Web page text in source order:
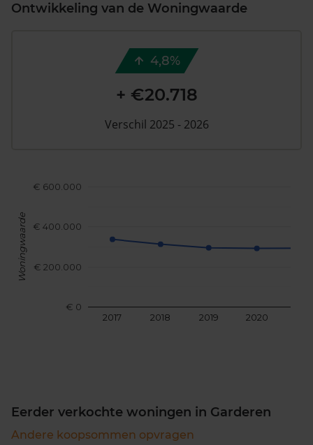
Ontwikkeling van de Woningwaarde
2017 2018 2019 2020
€ 0
€ 200.000
€ 400.000
€ 600.000
Woningwaarde
4,8%
+ €20.718
Verschil 2025 - 2026
Eerder verkochte woningen in Garderen
Andere koopsommen opvragen